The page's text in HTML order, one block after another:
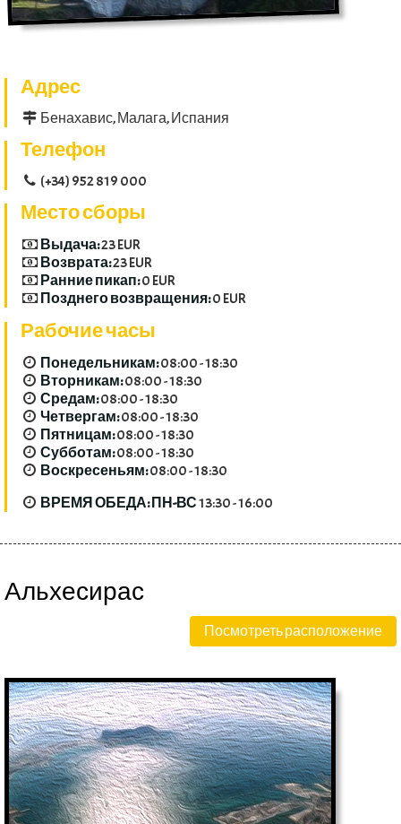
Адрес
Бенахавис, Малага, Испания
Телефон
(+34) 952 819 000
Место сборы
Выдача:23 EUR
Возврата:23 EUR
Ранние пикап:0 EUR
Позднего возвращения:0 EUR
Рабочие часы
Понедельникам:08:00 - 18:30
Вторникам:08:00 - 18:30
Средам:08:00 - 18:30
Четвергам:08:00 - 18:30
Пятницам:08:00 - 18:30
Субботам:08:00 - 18:30
Воскресеньям:08:00 - 18:30
ВРЕМЯ ОБЕДА: ПН-ВС13:30 - 16:00
Альхесирас
Посмотреть расположение